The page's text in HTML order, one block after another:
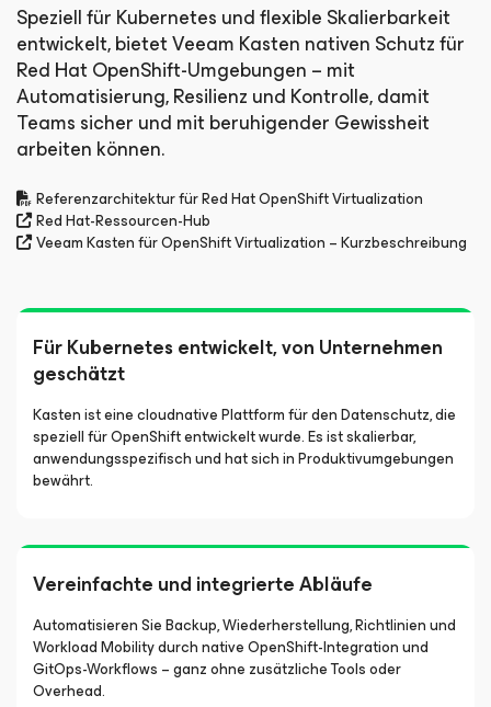
Speziell für Kubernetes und flexible Skalierbarkeit
entwickelt, bietet Veeam Kasten nativen Schutz für
Red Hat OpenShift-Umgebungen – mit
Automatisierung, Resilienz und Kontrolle, damit
Teams sicher und mit beruhigender Gewissheit
arbeiten können.
Referenzarchitektur für Red Hat OpenShift Virtualization
Red Hat-Ressourcen-Hub
Veeam Kasten für OpenShift Virtualization – Kurzbeschreibung
Für Kubernetes entwickelt, von Unternehmen
geschätzt
Kasten ist eine cloudnative Plattform für den Datenschutz, die
speziell für OpenShift entwickelt wurde. Es ist skalierbar,
anwendungsspezifisch und hat sich in Produktivumgebungen
bewährt.
Vereinfachte und integrierte Abläufe
Automatisieren Sie Backup, Wiederherstellung, Richtlinien und
Workload Mobility durch native OpenShift-Integration und
GitOps-Workflows – ganz ohne zusätzliche Tools oder
Overhead.